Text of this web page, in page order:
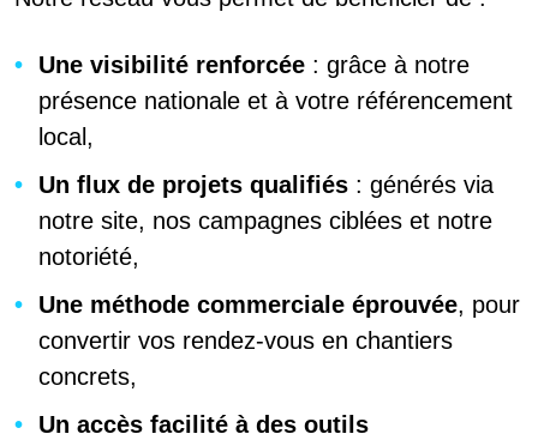
Une visibilité renforcée : grâce à notre
présence nationale et à votre référencement
local,
Un flux de projets qualifiés : générés via
notre site, nos campagnes ciblées et notre
notoriété,
Une méthode commerciale éprouvée, pour
convertir vos rendez-vous en chantiers
concrets,
Un accès facilité à des outils